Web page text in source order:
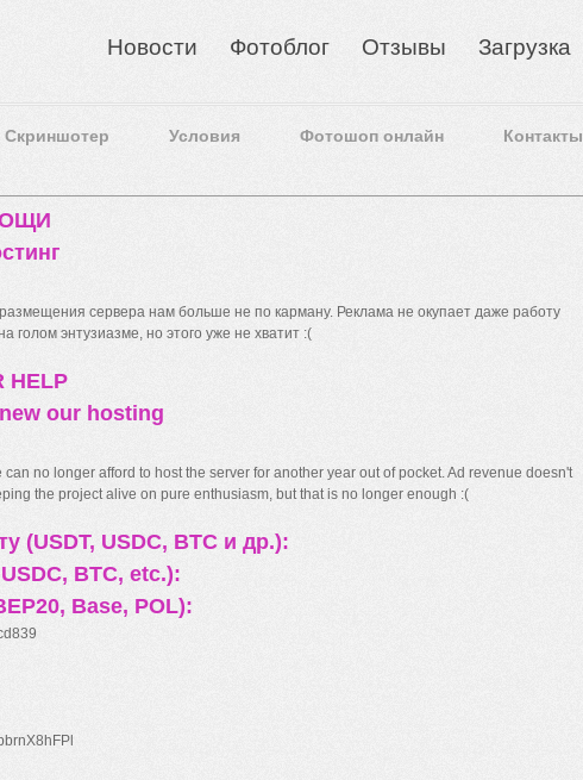
Новости Фотоблог Отзывы Загрузка
Скриншотер Условия Фотошоп онлайн Контакты
сервера нам больше не по карману. Реклама не окупает даже работу
голом энтузиазме, но этого уже не хватит :(
HELP
our hosting
no longer afford to host the server for another year out of pocket. Ad revenue doesn't
the project alive on pure enthusiasm, but that is no longer enough :(
USDC, BTC и др.):
BTC, etc.):
Base, POL):